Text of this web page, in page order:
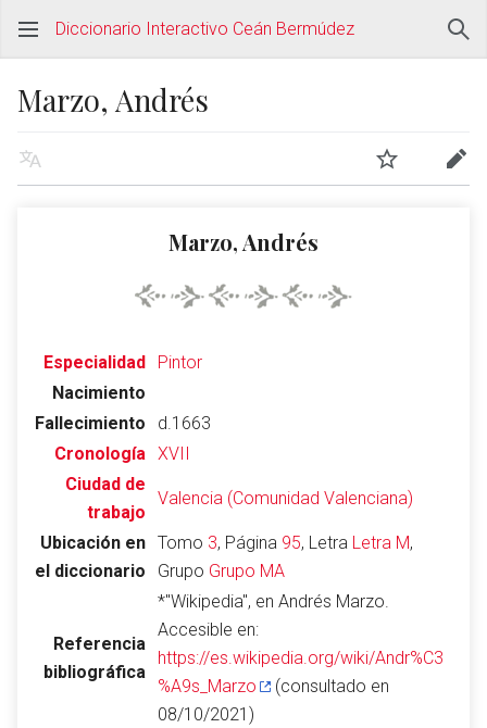
Abrir menú principal
Diccionario Interactivo Ceán Bermúdez
Marzo, Andrés
Marzo, Andrés
Especialidad
Pintor
Nacimiento
Fallecimiento
d.1663
Cronología XVII
Ciudad de
trabajo
Valencia (Comunidad Valenciana)
Ubicación en
el diccionario
Tomo 3, Página 95, Letra Letra M,
Grupo Grupo MA
Referencia
bibliográfica
*"Wikipedia", en Andrés Marzo.
Accesible en:
https://es.wikipedia.org/wiki/Andr%C3
%A9s_Marzo
(consultado en
08/10/2021)